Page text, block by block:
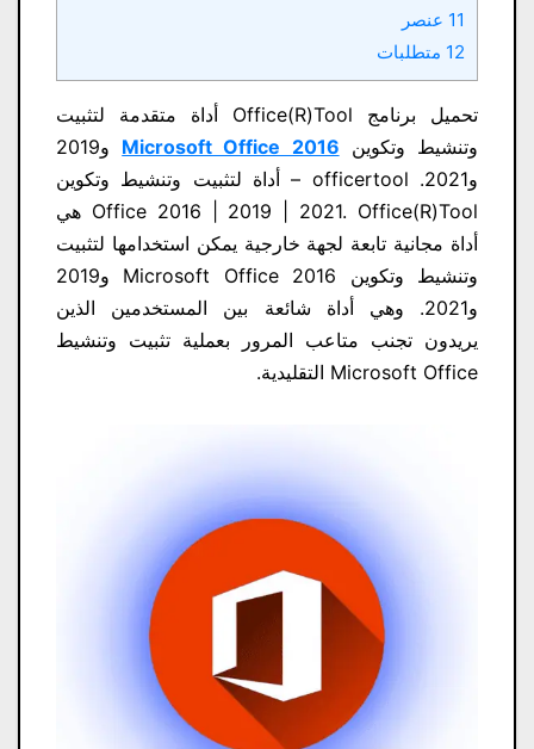
11 عنصر
12 متطلبات
تحميل برنامج Office(R)Tool أداة متقدمة لتثبيت
وتنشيط وتكوين Microsoft Office 2016
و2019
و2021. officertool – أداة لتثبيت وتنشيط وتكوين
Office 2016 | 2019 | 2021. Office(R)Tool هي
أداة مجانية تابعة لجهة خارجية يمكن استخدامها لتثبيت
وتنشيط وتكوين Microsoft Office 2016 و2019
و2021. وهي أداة شائعة بين المستخدمين الذين
يريدون تجنب متاعب المرور بعملية تثبيت وتنشيط
Microsoft Office التقليدية.